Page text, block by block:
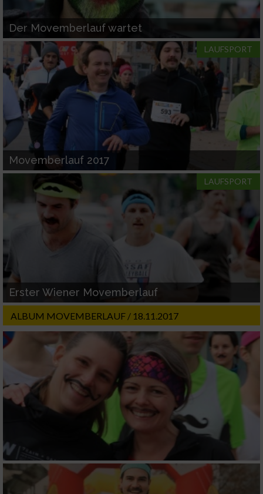
Der Movemberlauf wartet
LAUFSPORT
Movemberlauf 2017
LAUFSPORT
Erster Wiener Movemberlauf
ALBUM MOVEMBERLAUF / 18.11.2017
Messung der Werbeleistung
Messung der Performance von Inhalten
Analyse von Zielgruppen durch Statistiken
oder Kombinationen von Daten aus
verschiedenen Quellen
Entwicklung und Verbesserung der Angebote
Verwendung reduzierter Daten zur Auswahl
von Inhalten
Verwendung genauer Standortdaten
Geräte anhand von aktiv angeforderten
Informationen identifizieren
Notwendig
Performance
Werbung